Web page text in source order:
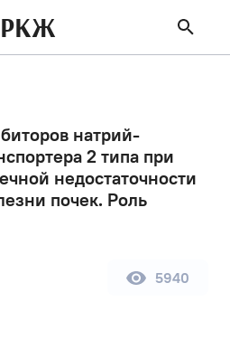
РКЖ
натрий-
2 типа при
недостаточности
почек. Роль
5940